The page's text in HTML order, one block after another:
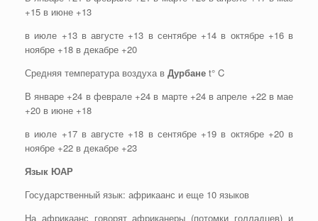
+15 в июне +13
в июле +13 в августе +13 в сентябре +14 в октябре +16 в
ноябре +18 в декабре +20
Средняя температура воздуха в Дурбане t° C
В январе +24 в феврале +24 в марте +24 в апреле +22 в мае
+20 в июне +18
в июле +17 в августе +18 в сентябре +19 в октябре +20 в
ноябре +22 в декабре +23
Язык ЮАР
Государственный язык: африкаанс и еще 10 языков
На африкаанс говорят африканеры (потомки голладцев) и